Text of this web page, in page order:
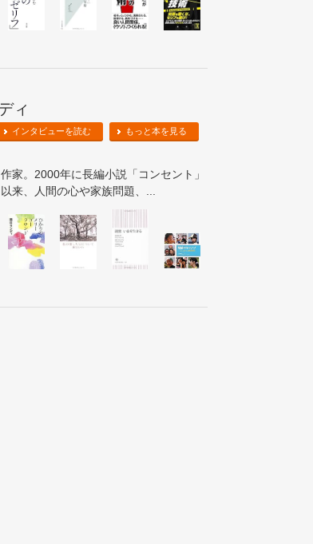
ィ
もっと本を見る
インタビューを読む
家。2000年に長編小説「コンセント」
来、人間の心や家族問題、...